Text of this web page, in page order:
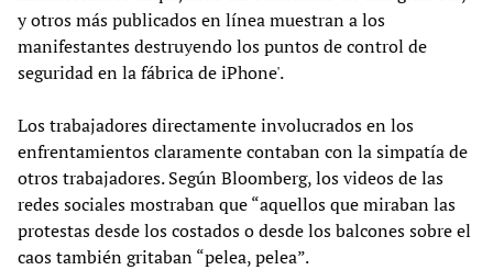
y otros más publicados en línea muestran a los
manifestantes destruyendo los puntos de control de
seguridad en la fábrica de iPhone'.
Los trabajadores directamente involucrados en los
enfrentamientos claramente contaban con la simpatía de
otros trabajadores. Según Bloomberg, los videos de las
redes sociales mostraban que “aquellos que miraban las
protestas desde los costados o desde los balcones sobre el
caos también gritaban “pelea, pelea”.